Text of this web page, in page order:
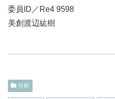
委員ID／Re4 9598
美創渡辺紘樹
分析